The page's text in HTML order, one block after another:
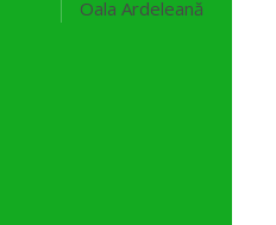
Oala Ardeleană